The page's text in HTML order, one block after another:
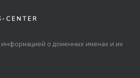
информацией о доменных именах и их